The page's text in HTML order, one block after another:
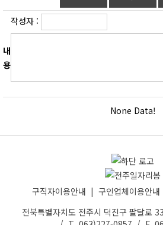
작성자 :
내
용
None Data!
구직자이용안내 | 구인업체이용안내
전북특별자치도 전주시 덕진구 팔달로